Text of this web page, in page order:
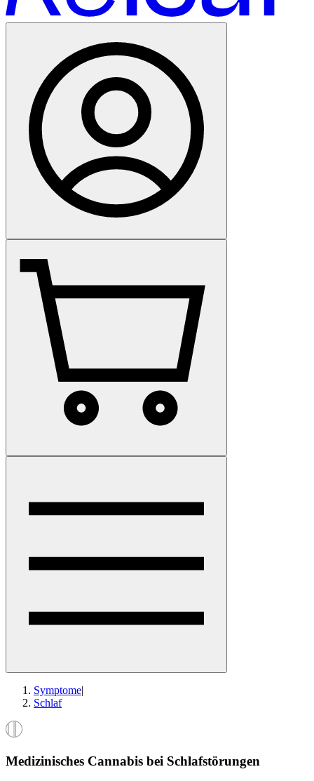
Symptome|
Schlaf
Medizinisches Cannabis bei Schlafstörungen